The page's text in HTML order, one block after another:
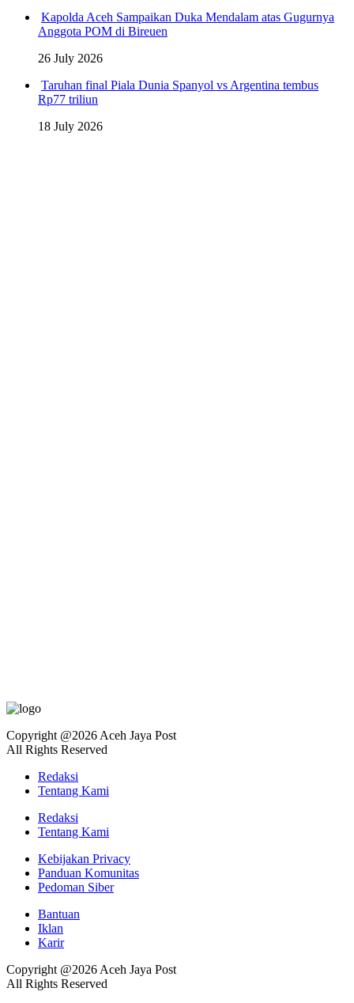
Kapolda Aceh Sampaikan Duka Mendalam atas Gugurnya
Anggota POM di Bireuen
26 July 2026
Taruhan final Piala Dunia Spanyol vs Argentina tembus
Rp77 triliun
18 July 2026
Copyright @2026 Aceh Jaya Post
All Rights Reserved
Redaksi
Tentang Kami
Redaksi
Tentang Kami
Kebijakan Privacy
Panduan Komunitas
Pedoman Siber
Bantuan
Iklan
Karir
Copyright @2026 Aceh Jaya Post
All Rights Reserved